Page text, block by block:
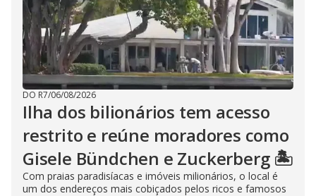
DO R7/06/08/2026
Ilha dos bilionários tem acesso
restrito e reúne moradores como
Gisele Bündchen e Zuckerberg 🏝️
Com praias paradisíacas e imóveis milionários, o local é
um dos endereços mais cobiçados pelos ricos e famosos